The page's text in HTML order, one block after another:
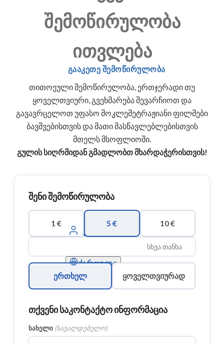
გააკეთე შემოწირულობა
შესვლა
ქართული
შემოწირულობა
ითვლება
თითოეული შემოწირულობა, ერთჯერადი თუ
ყოველთვიური, გვეხმარება შევარჩიოთ და
გავავრცელოთ უფასო მოკლემეტრაჟიანი ფილმები
ბავშვებისთვის და მათი მასწავლებლებისთვის
მთელს მსოფლიოში.
გულის სიღრმიდან გმადლობთ მხარდაჭერისთვის!
შენი შემოწირულობა
1 € 5 € 10 €
ერთხელ ყოველთვიურად
თქვენი საკონტაქტო ინფორმაცია
სახელი (სავალდებულო)